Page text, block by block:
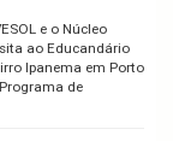
e o Núcleo
ao Educandário
Ipanema em Porto
de